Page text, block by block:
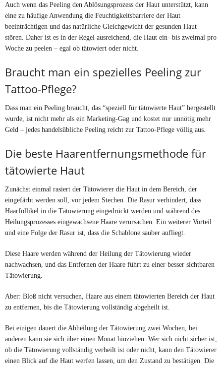
Auch wenn das Peeling den Ablösungsprozess der Haut unterstützt, kann
eine zu häufige Anwendung die Feuchtigkeitsbarriere der Haut
beeinträchtigen und das natürliche Gleichgewicht der gesunden Haut
stören. Daher ist es in der Regel ausreichend, die Haut ein- bis zweimal pro
Woche zu peelen – egal ob tätowiert oder nicht.
Braucht man ein spezielles Peeling zur
Tattoo-Pflege?
Dass man ein Peeling braucht, das “speziell für tätowierte Haut” hergestellt
wurde, ist nicht mehr als ein Marketing-Gag und kostet nur unnötig mehr
Geld – jedes handelsübliche Peeling reicht zur Tattoo-Pflege völlig aus.
Die beste Haarentfernungsmethode für
tätowierte Haut
Zunächst einmal rasiert der Tätowierer die Haut in dem Bereich, der
eingefärbt werden soll, vor jedem Stechen. Die Rasur verhindert, dass
Haarfollikel in die Tätowierung eingedrückt werden und während des
Heilungsprozesses eingewachsene Haare verursachen. Ein weiterer Vorteil
und eine Folge der Rasur ist, dass die Schablone sauber aufliegt.
Diese Haare werden während der Heilung der Tätowierung wieder
nachwachsen, und das Entfernen der Haare führt zu einer besser sichtbaren
Tätowierung.
Aber: Bloß nicht versuchen, Haare aus einem tätowierten Bereich der Haut
zu entfernen, bis die Tätowierung vollständig abgeheilt ist.
Bei einigen dauert die Abheilung der Tätowierung zwei Wochen, bei
anderen kann sie sich über einen Monat hinziehen. Wer sich nicht sicher ist,
ob die Tätowierung vollständig verheilt ist oder nicht, kann den Tätowierer
einen Blick auf die Haut werfen lassen, um den Zustand zu bestätigen. Die